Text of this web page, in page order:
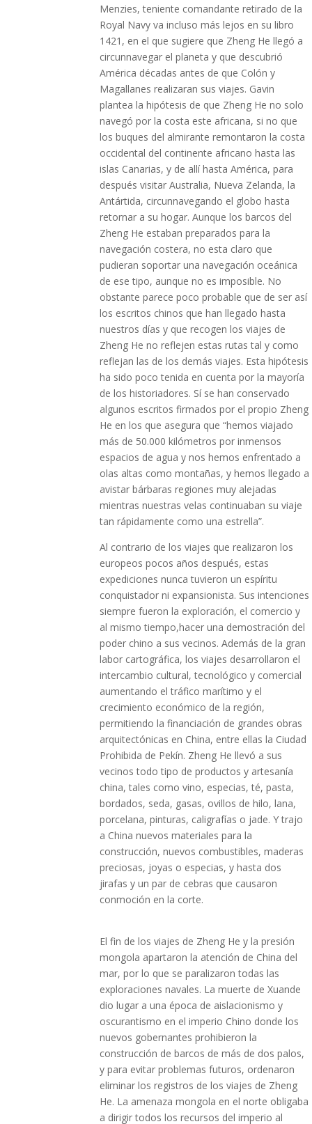
Menzies, teniente comandante retirado de la
Royal Navy va incluso más lejos en su libro
1421, en el que sugiere que Zheng He llegó a
circunnavegar el planeta y que descubrió
América décadas antes de que Colón y
Magallanes realizaran sus viajes. Gavin
plantea la hipótesis de que Zheng He no solo
navegó por la costa este africana, si no que
los buques del almirante remontaron la costa
occidental del continente africano hasta las
islas Canarias, y de allí hasta América, para
después visitar Australia, Nueva Zelanda, la
Antártida, circunnavegando el globo hasta
retornar a su hogar. Aunque los barcos del
Zheng He estaban preparados para la
navegación costera, no esta claro que
pudieran soportar una navegación oceánica
de ese tipo, aunque no es imposible. No
obstante parece poco probable que de ser así
los escritos chinos que han llegado hasta
nuestros días y que recogen los viajes de
Zheng He no reflejen estas rutas tal y como
reflejan las de los demás viajes. Esta hipótesis
ha sido poco tenida en cuenta por la mayoría
de los historiadores. Sí se han conservado
algunos escritos firmados por el propio Zheng
He en los que asegura que “hemos viajado
más de 50.000 kilómetros por inmensos
espacios de agua y nos hemos enfrentado a
olas altas como montañas, y hemos llegado a
avistar bárbaras regiones muy alejadas
mientras nuestras velas continuaban su viaje
tan rápidamente como una estrella”.
Al contrario de los viajes que realizaron los
europeos pocos años después, estas
expediciones nunca tuvieron un espíritu
conquistador ni expansionista. Sus intenciones
siempre fueron la exploración, el comercio y
al mismo tiempo,hacer una demostración del
poder chino a sus vecinos. Además de la gran
labor cartográfica, los viajes desarrollaron el
intercambio cultural, tecnológico y comercial
aumentando el tráfico marítimo y el
crecimiento económico de la región,
permitiendo la financiación de grandes obras
arquitectónicas en China, entre ellas la Ciudad
Prohibida de Pekín. Zheng He llevó a sus
vecinos todo tipo de productos y artesanía
china, tales como vino, especias, té, pasta,
bordados, seda, gasas, ovillos de hilo, lana,
porcelana, pinturas, caligrafías o jade. Y trajo
a China nuevos materiales para la
construcción, nuevos combustibles, maderas
preciosas, joyas o especias, y hasta dos
jirafas y un par de cebras que causaron
conmoción en la corte.
El fin de los viajes de Zheng He y la presión
mongola apartaron la atención de China del
mar, por lo que se paralizaron todas las
exploraciones navales. La muerte de Xuande
dio lugar a una época de aislacionismo y
oscurantismo en el imperio Chino donde los
nuevos gobernantes prohibieron la
construcción de barcos de más de dos palos,
y para evitar problemas futuros, ordenaron
eliminar los registros de los viajes de Zheng
He. La amenaza mongola en el norte obligaba
a dirigir todos los recursos del imperio al